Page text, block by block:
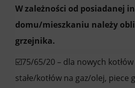
W zależności od posiadanej
domu/mieszkaniu należy
grzejnika.
☑️75/65/20 – dla nowych
stałe/kotłów na gaz/olej, piece